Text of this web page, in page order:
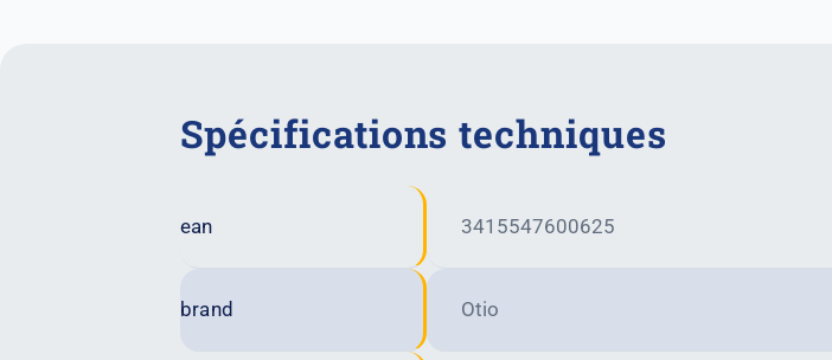
Spécifications techniques
ean 3415547600625
brand Otio